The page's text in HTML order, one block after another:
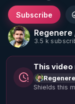
3.5 k
Subscribe
This video
Shields this